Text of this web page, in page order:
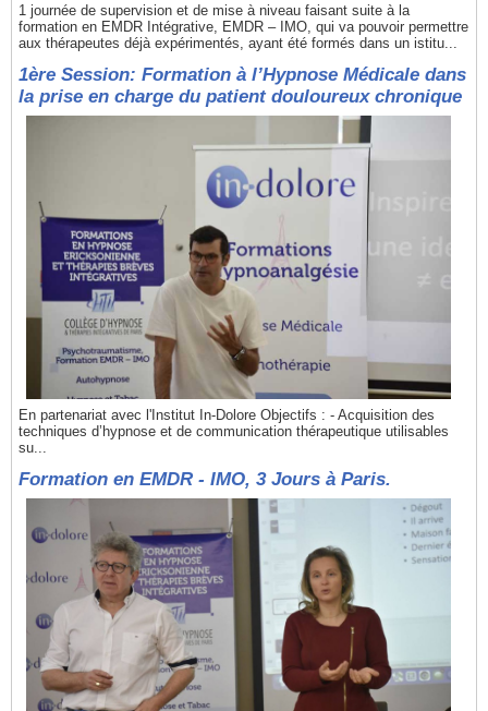
1 journée de supervision et de mise à niveau faisant suite à la
formation en EMDR Intégrative, EMDR – IMO, qui va pouvoir permettre
aux thérapeutes déjà expérimentés, ayant été formés dans un istitu...
1ère Session: Formation à l’Hypnose Médicale dans
la prise en charge du patient douloureux chronique
En partenariat avec l'Institut In-Dolore Objectifs : - Acquisition des
techniques d’hypnose et de communication thérapeutique utilisables
su...
Formation en EMDR - IMO, 3 Jours à Paris.